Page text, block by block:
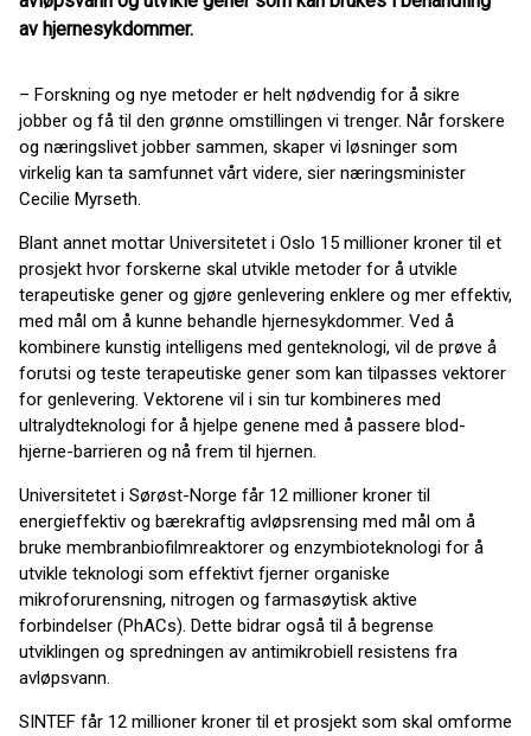
av hjernesykdommer.
– Forskning og nye metoder er helt nødvendig for å sikre
jobber og få til den grønne omstillingen vi trenger. Når forskere
og næringslivet jobber sammen, skaper vi løsninger som
virkelig kan ta samfunnet vårt videre, sier næringsminister
Cecilie Myrseth.
Blant annet mottar Universitetet i Oslo 15 millioner kroner til et
prosjekt hvor forskerne skal utvikle metoder for å utvikle
terapeutiske gener og gjøre genlevering enklere og mer effektiv,
med mål om å kunne behandle hjernesykdommer. Ved å
kombinere kunstig intelligens med genteknologi, vil de prøve å
forutsi og teste terapeutiske gener som kan tilpasses vektorer
for genlevering. Vektorene vil i sin tur kombineres med
ultralydteknologi for å hjelpe genene med å passere blod-
hjerne-barrieren og nå frem til hjernen.
Universitetet i Sørøst-Norge får 12 millioner kroner til
energieffektiv og bærekraftig avløpsrensing med mål om å
bruke membranbiofilmreaktorer og enzymbioteknologi for å
utvikle teknologi som effektivt fjerner organiske
mikroforurensning, nitrogen og farmasøytisk aktive
forbindelser (PhACs). Dette bidrar også til å begrense
utviklingen og spredningen av antimikrobiell resistens fra
avløpsvann.
SINTEF får 12 millioner kroner til et prosjekt som skal omforme